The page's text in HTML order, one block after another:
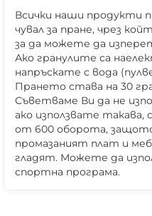
Всички наши
чувал за пране, чрез
за да можете да
Ако гранулите са
напръскате с вода
Прането става на 30
Съветваме Ви да не
ако използвате такава,
от 600 оборота, защото
промазаният плат и
гладят. Можете да
спортна програма.